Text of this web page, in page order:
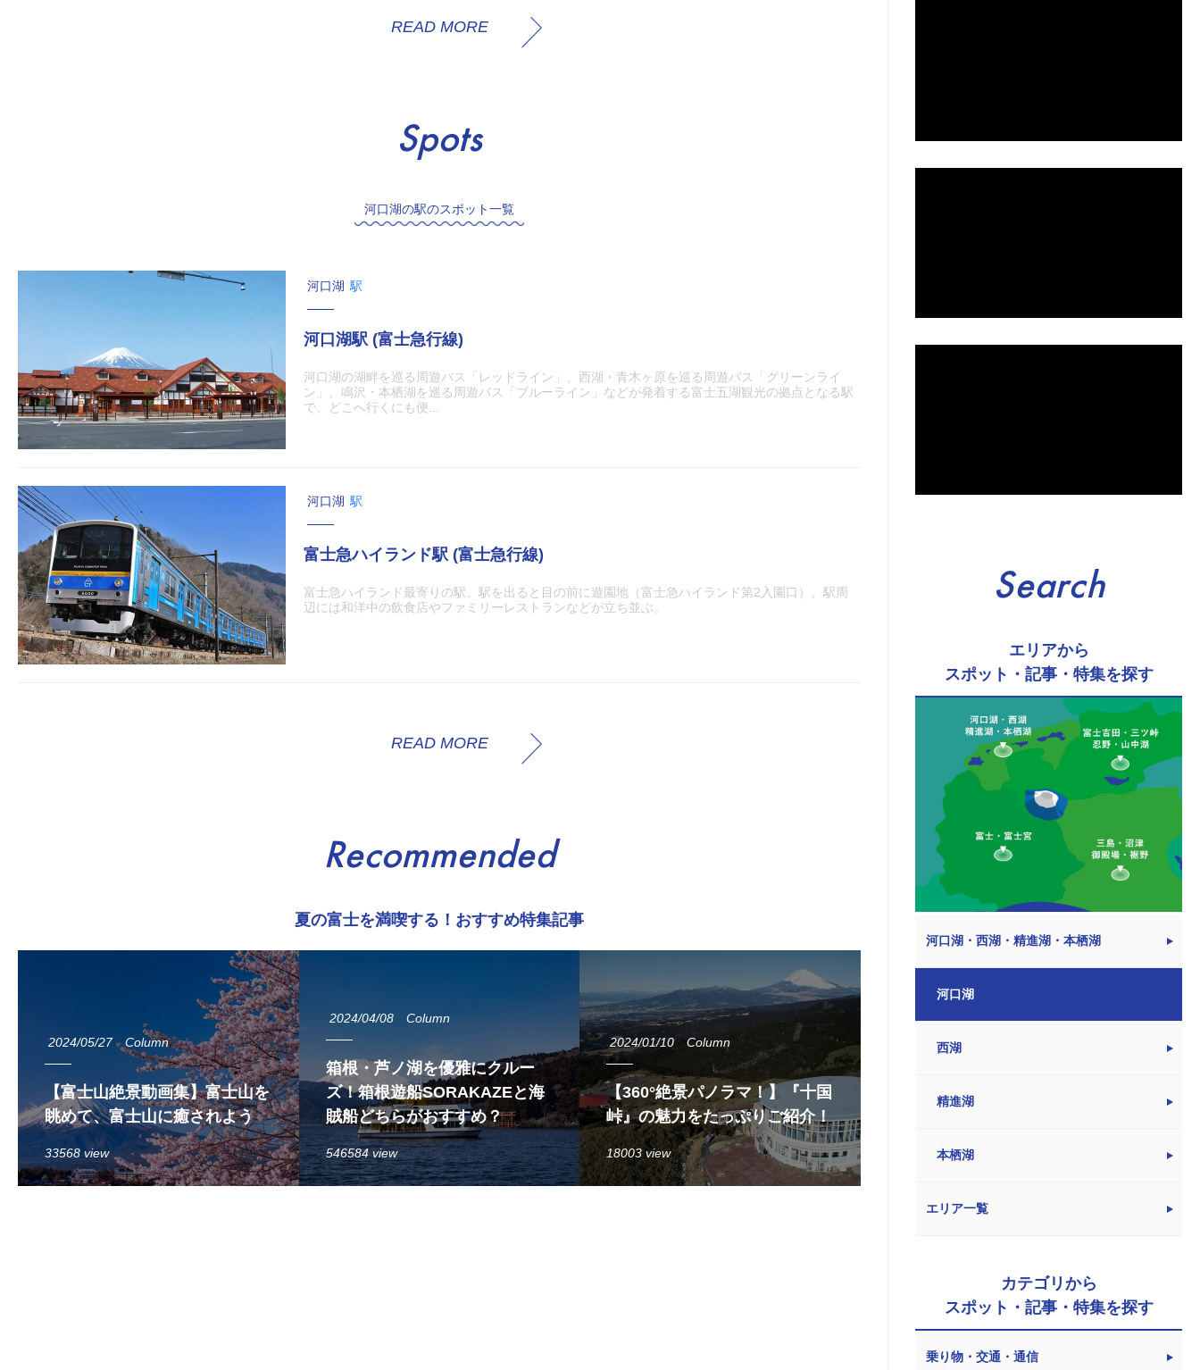
READ MORE
Spots
河口湖の駅のスポット一覧
河口湖 駅
河口湖駅 (富士急行線)
河口湖の湖畔を巡る周遊バス「レッドライン」、西湖・青木ヶ原を巡る周遊バス「グリーンライ
ン」、鳴沢・本栖湖を巡る周遊バス「ブルーライン」などが発着する富士五湖観光の拠点となる駅
で、どこへ行くにも便...
河口湖 駅
富士急ハイランド駅 (富士急行線)
富士急ハイランド最寄りの駅。駅を出ると目の前に遊園地（富士急ハイランド第2入園口）。駅周
辺には和洋中の飲食店やファミリーレストランなどが立ち並ぶ。
READ MORE
Recommended
夏の富士を満喫する！おすすめ特集記事
2024/05/27 Column
【富士山絶景動画集】富士山を
眺めて、富士山に癒されよう
33568 view
2024/04/08 Column
箱根・芦ノ湖を優雅にクルー
ズ！箱根遊船SORAKAZEと海
賊船どちらがおすすめ？
546584 view
2024/01/10 Column
【360°絶景パノラマ！】『十国
峠』の魅力をたっぷりご紹介！
18003 view
Search
エリアから
スポット・記事・特集を探す
河口湖・西湖・精進湖・本栖湖
河口湖
西湖
精進湖
本栖湖
エリア一覧
カテゴリから
スポット・記事・特集を探す
乗り物・交通・通信